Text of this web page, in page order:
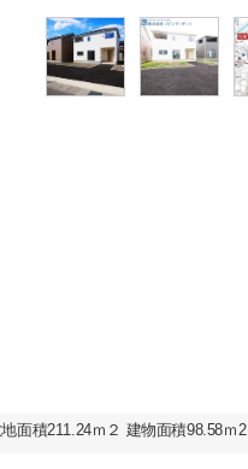
面積211.24ｍ２ 建物面積98.58ｍ2